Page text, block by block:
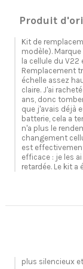
Produit
Kit de
modèle).
la cellule du
Remplacement
échelle assez
claire. J'ai
ans, donc
que j'avais déjà
batterie, cela a
n'a plus le
changement
est
efficace : je les
retardée. Le kit a
plus silencieux